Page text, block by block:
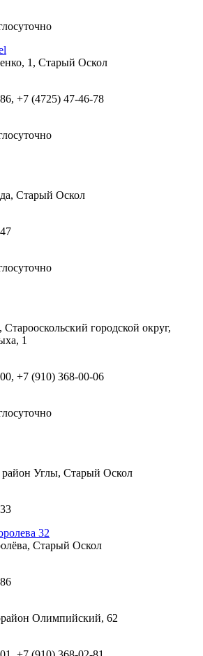
1, Старый Оскол
+7 (4725) 47-46-78
Старый Оскол
Старооскольский городской округ,
1
+7 (910) 368-00-06
Углы, Старый Оскол
32
Старый Оскол
Олимпийский, 62